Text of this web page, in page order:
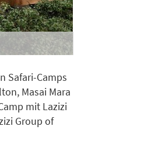
Safari-Camps
Masai Mara
mit Lazizi
Group of